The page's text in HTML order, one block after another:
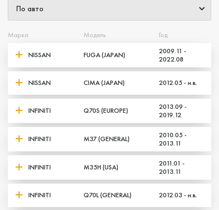
Марка Модель Год
NISSAN FUGA (JAPAN)
2009.11 -
2022.08
NISSAN CIMA (JAPAN) 2012.05 - н.в.
INFINITI Q70S (EUROPE)
2013.09 -
2019.12
INFINITI M37 (GENERAL)
2010.05 -
2013.11
INFINITI M35H (USA)
2011.01 -
2013.11
INFINITI Q70L (GENERAL) 2012.03 - н.в.